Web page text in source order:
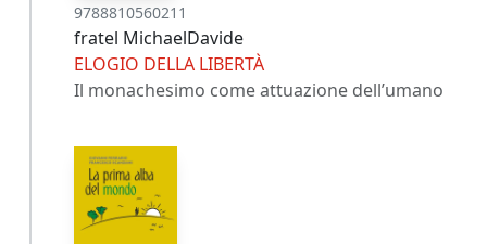
9788810560211
fratel MichaelDavide
ELOGIO DELLA LIBERTÀ
Il monachesimo come attuazione dell’umano